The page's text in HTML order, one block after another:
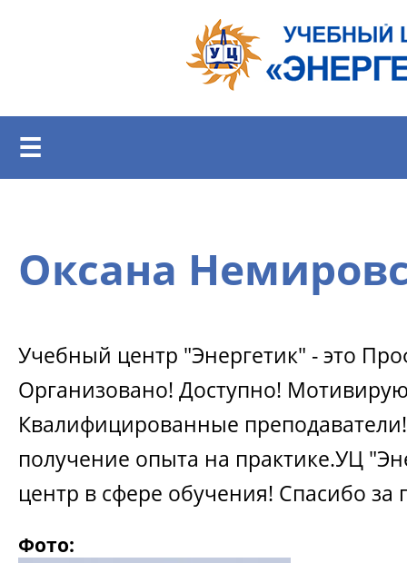
Перейти к основному содержанию
☰
Оксана
Учебный центр "Энергетик" - это
Организовано! Доступно!
Квалифицированные
получение опыта на практике.УЦ
центр в сфере обучения! Спасибо
Фото: